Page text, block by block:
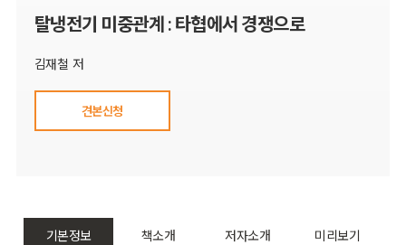
탈냉전기 미중관계 : 타협에서 경쟁으로
김재철 저
견본신청
기본정보 책소개 저자소개 미리보기